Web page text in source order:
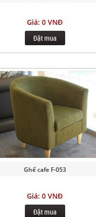
Giá: 0 VNĐ
Đặt mua
Ghế cafe F-053
Giá: 0 VNĐ
Đặt mua